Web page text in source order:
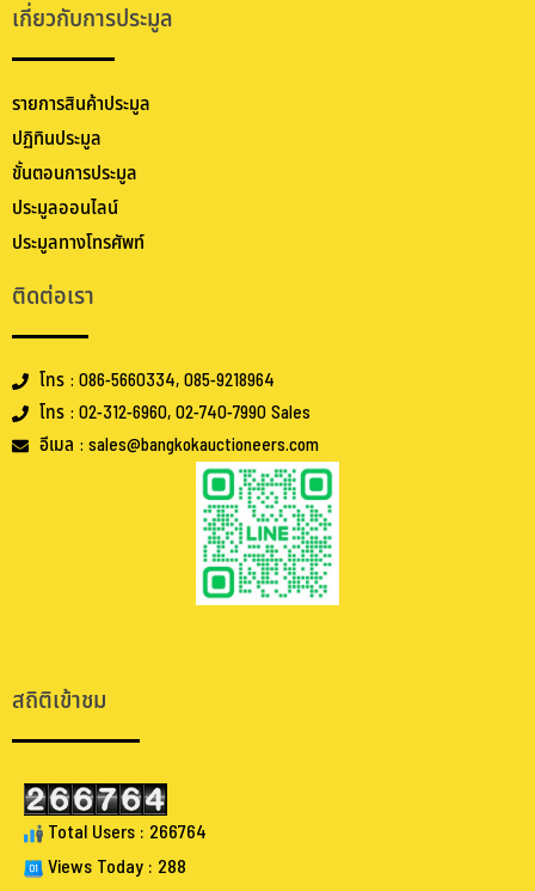
เกี่ยวกับการประมูล
รายการสินค้าประมูล
ปฏิทินประมูล
ขั้นตอนการประมูล
ประมูลออนไลน์
ประมูลทางโทรศัพท์
ติดต่อเรา
โทร : 086-5660334, 085-9218964
โทร : 02-312-6960, 02-740-7990 Sales
อีเมล : sales@bangkokauctioneers.com
สถิติเข้าชม
Total Users : 266764
Views Today : 288